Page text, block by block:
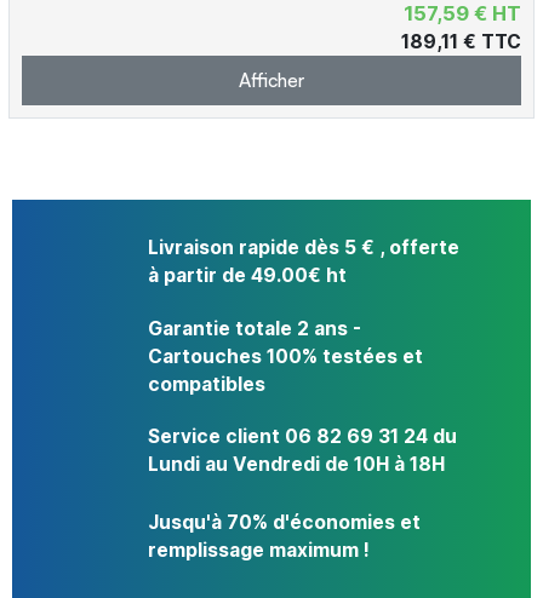
157,59 € HT
189,11 € TTC
Afficher
Livraison rapide dès 5 € , offerte
à partir de 49.00€ ht
Garantie totale 2 ans -
Cartouches 100% testées et
compatibles
Service client 06 82 69 31 24 du
Lundi au Vendredi de 10H à 18H
Jusqu'à 70% d'économies et
remplissage maximum !